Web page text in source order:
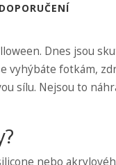
Dnes jsou
vyhýbáte fotkám,
sílu. Nejsou to
nebo